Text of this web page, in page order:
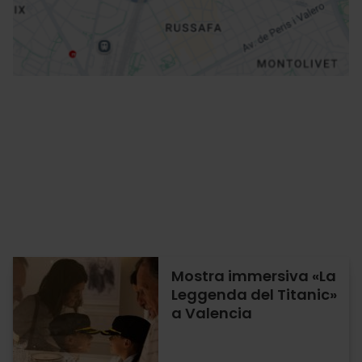
Mostra immersiva «La
Leggenda del Titanic»
a Valencia